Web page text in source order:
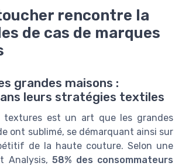
rencontre la
de cas de marques
grandes maisons :
leurs stratégies textiles
textures est un art que les grandes
ont sublimé, se démarquant ainsi sur
de la haute couture. Selon une
Analysis, 58% des consommateurs